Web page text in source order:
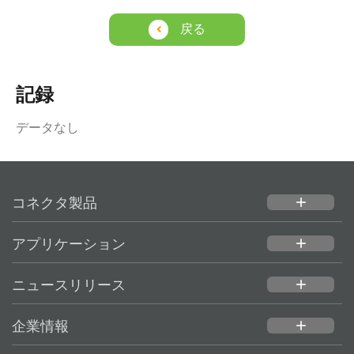
戻る
記録
データなし
コネクタ製品 add
アプリケーション add
ニュースリリース add
企業情報 add